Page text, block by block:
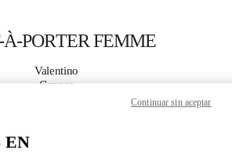
À-PORTER FEMME
Valentino
Cannes
EN
Continuar sin aceptar